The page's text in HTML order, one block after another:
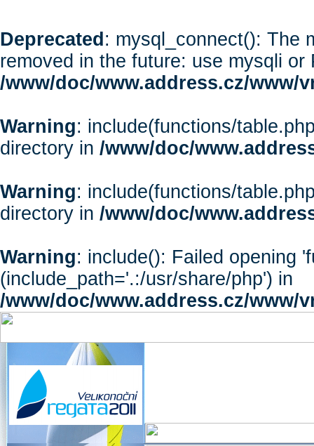
Deprecated : mysql_connect(): The
removed in the future: use mysqli or
/www/doc/www.address.cz/www/
Warning: include(functions/
directory in /www/doc/
Warning: include(functions/
directory in /www/doc/
Warning: include(): Failed opening
(include_path='.:/usr/share/php') in
/www/doc/www.address.cz/www/